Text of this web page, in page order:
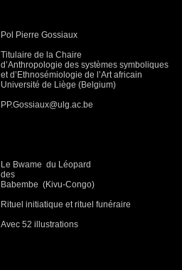
Pol Pierre Gossiaux
Titulaire de la Chaire
d’Anthropologie des systèmes symboliques
et d’Ethnosémiologie de l’Art africain
Université de Liège (Belgium)
PP.Gossiaux@ulg.ac.be
Le Bwame du Léopard
des
Babembe (Kivu-Congo)
Rituel initiatique et rituel funéraire
Avec 52 illustrations